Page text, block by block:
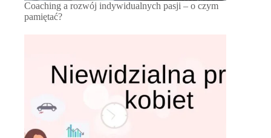
Coaching a rozwój indywidualnych pasji – o czym
pamiętać?